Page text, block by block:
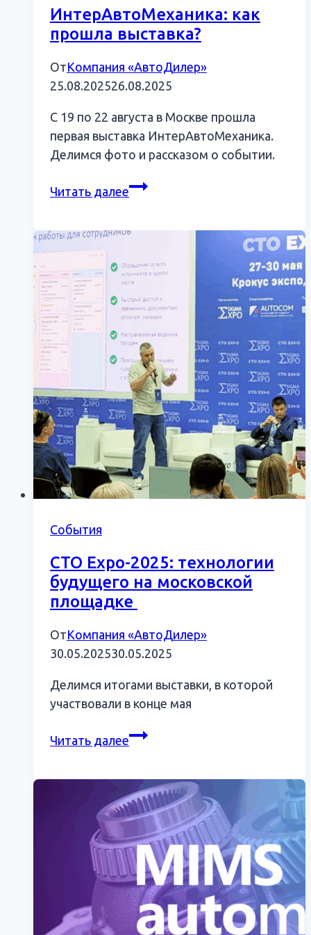
ИнтерАвтоМеханика: как
прошла выставка?
ОтКомпания «АвтоДилер»
25.08.202526.08.2025
С 19 по 22 августа в Москве прошла
первая выставка ИнтерАвтоМеханика.
Делимся фото и рассказом о событии.
Читать далееИнтерАвтоМеханика:
События
СТО Expo-2025: технологии
будущего на московской
площадке
ОтКомпания «АвтоДилер»
30.05.202530.05.2025
Делимся итогами выставки, в которой
участвовали в конце мая
Читать далееСТО
технологии
будущего
московской
площадке